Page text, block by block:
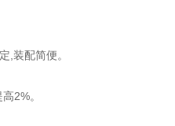
,装配简便。
2%。